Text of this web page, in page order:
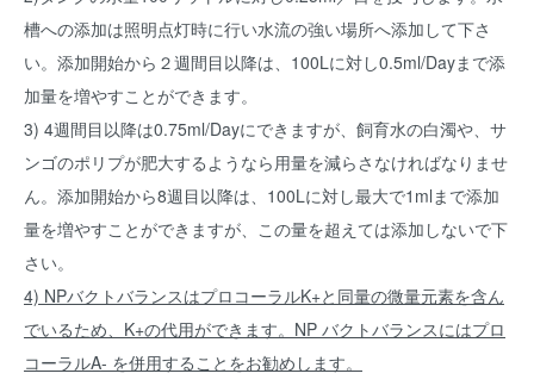
槽への添加は照明点灯時に行い水流の強い場所へ添加して下さ
い。添加開始から２週間目以降は、100Lに対し0.5ml/Dayまで添
加量を増やすことができます。
3) 4週間目以降は0.75ml/Dayにできますが、飼育水の白濁や、サ
ンゴのポリプが肥大するようなら用量を減らさなければなりませ
ん。添加開始から8週目以降は、100Lに対し最大で1mlまで添加
量を増やすことができますが、この量を超えては添加しないで下
さい。
4) NPバクトバランスはプロコーラルK+と同量の微量元素を含ん
でいるため、K+の代用ができます。NP バクトバランスにはプロ
コーラルA- を併用することをお勧めします。